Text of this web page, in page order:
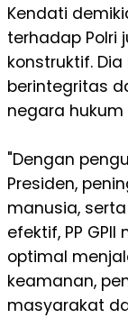
Kendati
terhadap Polri
konstruktif.
berintegritas
negara
"Dengan
Presiden,
manusia,
efektif, PP
optimal
keamanan,
masyarakat